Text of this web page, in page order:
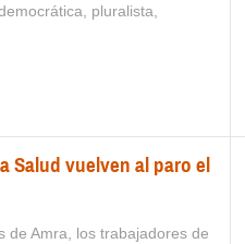
pluralista,
Salud vuelven al paro el
de Amra, los trabajadores de